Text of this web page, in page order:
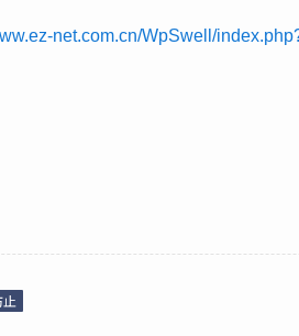
net.com.cn/WpSwell/